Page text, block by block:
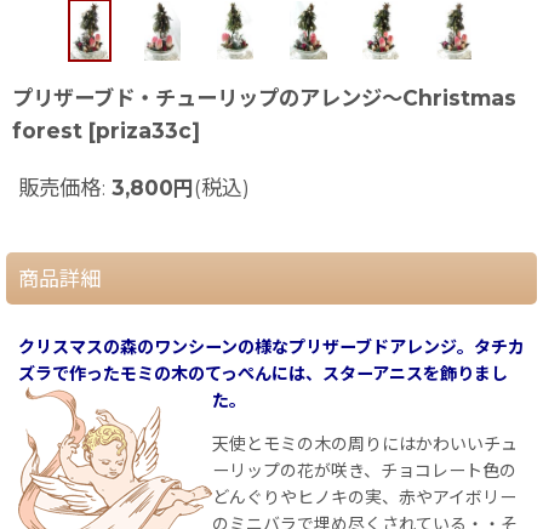
プリザーブド・チューリップのアレンジ〜Christmas
forest [priza33c]
販売価格: 3,800円(税込)
商品詳細
クリスマスの森のワンシーンの様なプリザーブドアレンジ。タチカ
ズラで作ったモミの木のてっぺんには、スターアニスを飾りまし
た。
天使とモミの木の周りにはかわいいチュ
ーリップの花が咲き、チョコレート色の
どんぐりやヒノキの実、赤やアイボリー
のミニバラで埋め尽くされている・・そ